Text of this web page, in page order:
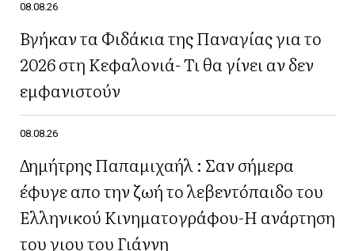
08.08.26
Βγήκαν τα Φιδάκια της Παναγίας για το
2026 στη Κεφαλονιά- Τι θα γίνει αν δεν
εμφανιστούν
08.08.26
Δημήτρης Παπαμιχαήλ : Σαν σήμερα
έφυγε απο την ζωή το λεβεντόπαιδο του
Ελληνικού Κινηματογράφου-Η ανάρτηση
του γιου του Γιάννη